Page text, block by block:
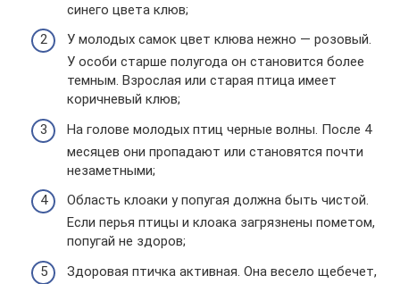
синего цвета клюв;
У молодых самок цвет клюва нежно — розовый.
У особи старше полугода он становится более
темным. Взрослая или старая птица имеет
коричневый клюв;
На голове молодых птиц черные волны. После 4
месяцев они пропадают или становятся почти
незаметными;
Область клоаки у попугая должна быть чистой.
Если перья птицы и клоака загрязнены пометом,
попугай не здоров;
Здоровая птичка активная. Она весело щебечет,